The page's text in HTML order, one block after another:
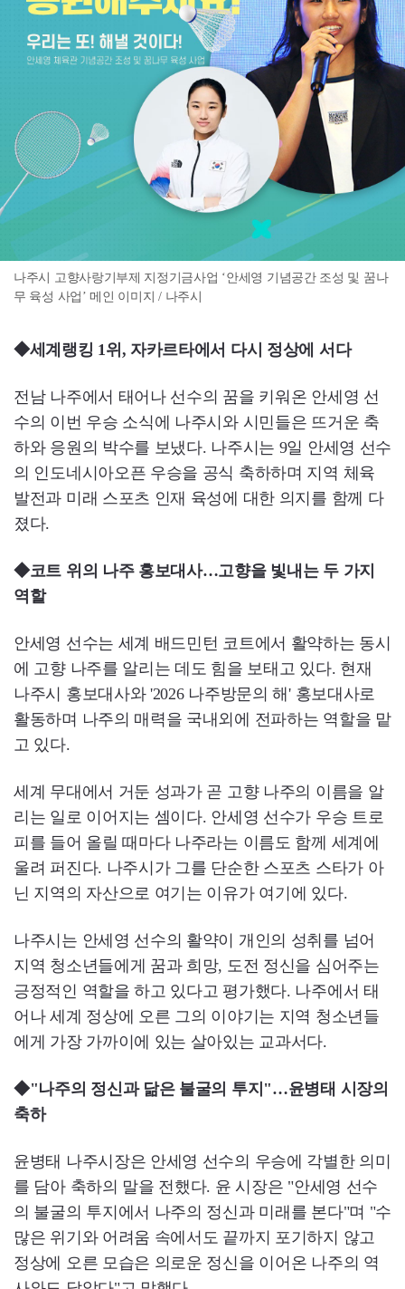
나주시 고향사랑기부제 지정기금사업 ‘안세영 기념공간 조성 및 꿈나
무 육성 사업’ 메인 이미지 / 나주시
◆세계랭킹 1위, 자카르타에서 다시 정상에 서다
전남 나주에서 태어나 선수의 꿈을 키워온 안세영 선
수의 이번 우승 소식에 나주시와 시민들은 뜨거운 축
하와 응원의 박수를 보냈다. 나주시는 9일 안세영 선수
의 인도네시아오픈 우승을 공식 축하하며 지역 체육
발전과 미래 스포츠 인재 육성에 대한 의지를 함께 다
졌다.
◆코트 위의 나주 홍보대사…고향을 빛내는 두 가지
역할
안세영 선수는 세계 배드민턴 코트에서 활약하는 동시
에 고향 나주를 알리는 데도 힘을 보태고 있다. 현재
나주시 홍보대사와 '2026 나주방문의 해' 홍보대사로
활동하며 나주의 매력을 국내외에 전파하는 역할을 맡
고 있다.
세계 무대에서 거둔 성과가 곧 고향 나주의 이름을 알
리는 일로 이어지는 셈이다. 안세영 선수가 우승 트로
피를 들어 올릴 때마다 나주라는 이름도 함께 세계에
울려 퍼진다. 나주시가 그를 단순한 스포츠 스타가 아
닌 지역의 자산으로 여기는 이유가 여기에 있다.
나주시는 안세영 선수의 활약이 개인의 성취를 넘어
지역 청소년들에게 꿈과 희망, 도전 정신을 심어주는
긍정적인 역할을 하고 있다고 평가했다. 나주에서 태
어나 세계 정상에 오른 그의 이야기는 지역 청소년들
에게 가장 가까이에 있는 살아있는 교과서다.
◆"나주의 정신과 닮은 불굴의 투지"…윤병태 시장의
축하
윤병태 나주시장은 안세영 선수의 우승에 각별한 의미
를 담아 축하의 말을 전했다. 윤 시장은 "안세영 선수
의 불굴의 투지에서 나주의 정신과 미래를 본다"며 "수
많은 위기와 어려움 속에서도 끝까지 포기하지 않고
정상에 오른 모습은 의로운 정신을 이어온 나주의 역